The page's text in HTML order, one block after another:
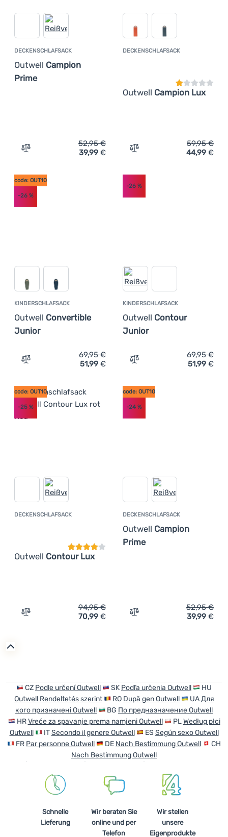
DECKENSCHLAFSACK
Outwell Campion
Prime
Zum Vergleich 'Deckenschlafsack Outwell Campion
52,95€
39,99 €
DECKENSCHLAFSACK
Outwell Campion Lux
Zum Vergleich
59,95€
44,99 €
KINDERSCHLAFSACK
Outwell Convertible
Junior
code: OUT10
-26 %
Zum Vergleich 'Kinderschlafsack Outwell Convertible
69,95€
51,99 €
KINDERSCHLAFSACK
Outwell Contour
Junior
-26%
Zum Vergleich
69,95€
51,99 €
DECKENSCHLAFSACK
Outwell Contour Lux
Kundenbewertung
code: OUT10
-25 %
Zum Vergleich 'Deckenschlafsack Outwell Contour Lux'
94,95€
70,99 €
DECKENSCHLAFSACK
Outwell Campion
Prime
code: OUT10
-24%
Zum Vergleich
52,95€
39,99 €
CZ Podle určení Outwell SK Podľa určenia Outwell
HU
Outwell Rendeltetés szerint
RO După gen Outwell UAДля
кого призначені Outwell
BG По предназначение Outwell
HRVreće za spavanje prema namjeni Outwell PLWedług płci
Outwell
ITSecondo il genere Outwell ES Según sexo Outwell
FR Par personne Outwell DE Nach Bestimmung Outwell
CH
Nach Bestimmung Outwell
Schnelle
Lieferung
Wir beraten Sie
online und per
Telefon
Wir stellen
unsere
Eigenprodukte